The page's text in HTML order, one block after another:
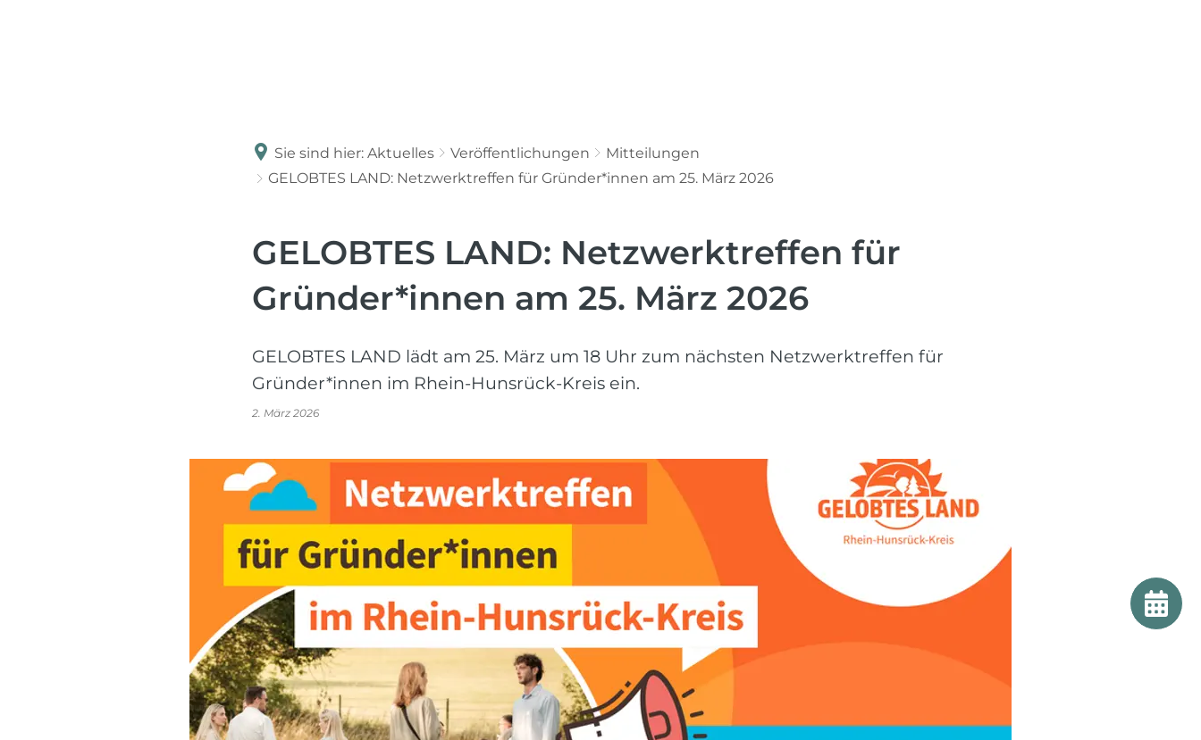
Sie sind hier: Aktuelles Veröffentlichungen
Mitteilungen
GELOBTES LAND: Netzwerktreffen für Gründer*innen am 25. März 2026
GELOBTES LAND: Netzwerktreffen für
Gründer*innen am 25. März 2026
GELOBTES LAND lädt am 25. März um 18 Uhr zum nächsten Netzwerktreffen für
Gründer*innen im Rhein-Hunsrück-Kreis ein.
2. März 2026